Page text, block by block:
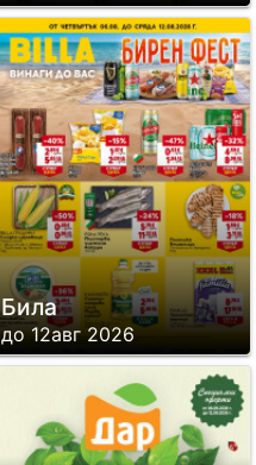
Била
до 12авг 2026